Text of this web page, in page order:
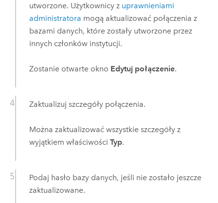
utworzone. Użytkownicy z uprawnieniami
administratora mogą aktualizować połączenia z
bazami danych, które zostały utworzone przez
innych członków instytucji.
Zostanie otwarte okno Edytuj połączenie.
Zaktualizuj szczegóły połączenia.
Można zaktualizować wszystkie szczegóły z
wyjątkiem właściwości Typ.
Podaj hasło bazy danych, jeśli nie zostało jeszcze
zaktualizowane.